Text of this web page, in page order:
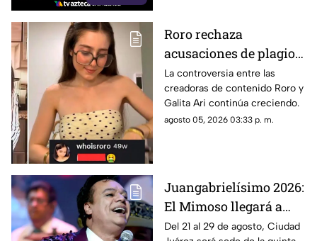
Roro rechaza
acusaciones de plagio
de Galita Ari; polémica
escala por presunto
hackeo | VIDEO
La controversia entre las
creadoras de contenido Roro y
Galita Ari continúa creciendo.
agosto 05, 2026 03:33 p. m.
Juangabrielísimo 2026:
El Mimoso llegará a
Ciudad Juárez para
Del 21 al 29 de agosto, Ciudad